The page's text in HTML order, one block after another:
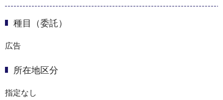
種目（委託）
広告
所在地区分
指定なし